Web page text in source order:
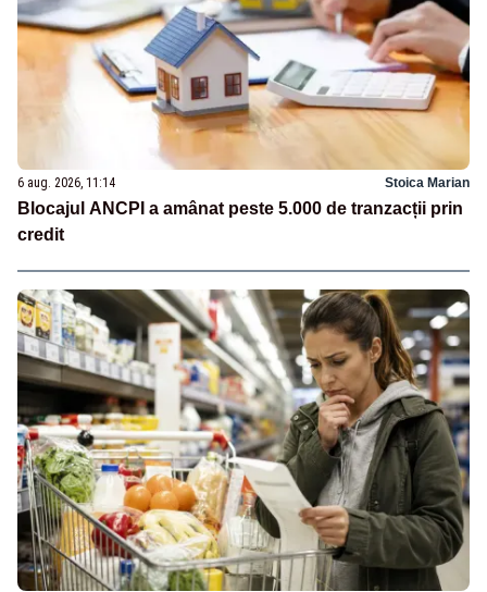
6 aug. 2026, 11:14 Stoica Marian
Blocajul ANCPI a amânat peste 5.000 de tranzacții prin
credit